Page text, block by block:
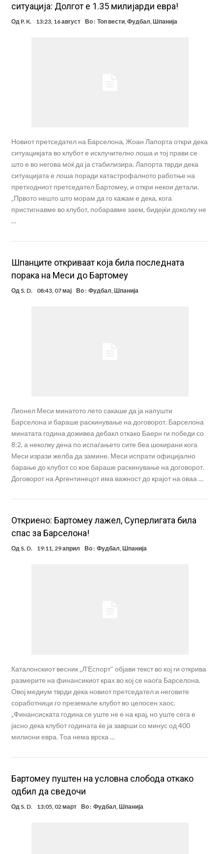
ситуација: Долгот е 1.35 милијарди евра!
Од P. K. 13:23, 16 август Во : Топ вести, Фудбал Шпанија
Новиот претседател на Барселона, Жоан Лапорта откри дека
ситуацикјата во клубот е исклучително лоша и тој прави се
што е во негова моќ да ја стабилизира. Лапорта тврди дека
ситуацијата е лоша поради катастрофалното работње на
претходниот претседател Бартомеу, и откри некои детали.
„Првото нешто што морам да го кажам е дека, кога
пристигнавме во клубот, побаравме заем, бидејќи доколку не
…
Шпанците откриваат која била последната
порака на Меси до Бартомеу
Од S. D. 08:43, 07 мај Во : Фудбал,Шпанија
Лионел Меси минатото лето сакаше да ја напушти
Барселона и бараше раскинување на договорот. Барселона
минатата година доживеа дебакл откако Баерн ги победи со
8:2, а неколку дена по испаѓањето сите беа шокирани кога
Меси изрази желба да замине. Меси испрати официјално
барање до клубот со кое бараше раскинување на договорот.
Договорот на Аргентинецот има важност до крајот на оваа …
Откриено: Бартомеу лажел, Суперлигата била
спас за Барселона!
Од S. D. 19:11, 29 април Во : Фудбал,Шпанија
Каталонскиот весник „Л’Еспорт“ објави текст во кој ги открива
размерите на финансикиот крах во кој се наоѓа Барселона.
Овој медиум тврди дека новиот претседател и неговите
соработници го преземале клубот во целосен хаос.
„Финансиската година се уште не е на крај, но уште сега е
јасно дека клубот годината ќе ја заврши со минус од 400
милиони евра. Тоа нема врска …
Бартомеу пуштен на условна слобода откако
одбил да сведочи
Од S. D. 13:05, 02 март Во : Фудбал Шпанија